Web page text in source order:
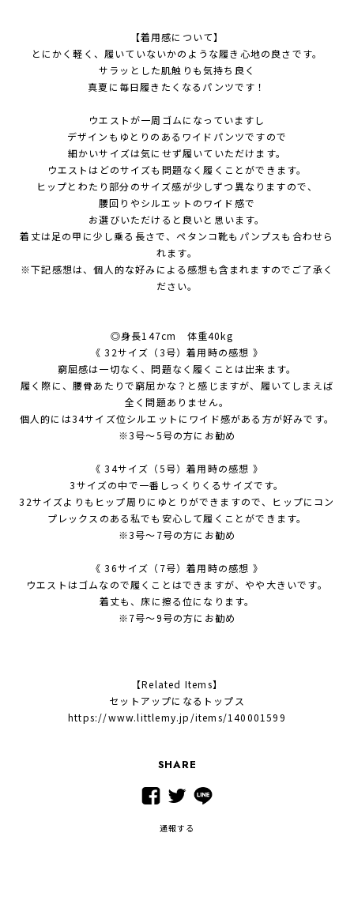
【着用感について】
とにかく軽く、履いていないかのような履き心地の良さです。
サラッとした肌触りも気持ち良く
真夏に毎日履きたくなるパンツです！
ウエストが一周ゴムになっていますし
デザインもゆとりのあるワイドパンツですので
細かいサイズは気にせず履いていただけます。
ウエストはどのサイズも問題なく履くことができます。
ヒップとわたり部分のサイズ感が少しずつ異なりますので、
腰回りやシルエットのワイド感で
お選びいただけると良いと思います。
着丈は足の甲に少し乗る長さで、ペタンコ靴もパンプスも合わせら
れます。
※下記感想は、個人的な好みによる感想も含まれますのでご了承く
ださい。
◎身長147cm 体重40kg
《 32サイズ（3号）着用時の感想 》
窮屈感は一切なく、問題なく履くことは出来ます。
履く際に、腰骨あたりで窮屈かな？と感じますが、履いてしまえば
全く問題ありません。
個人的には34サイズ位シルエットにワイド感がある方が好みです。
※3号～5号の方にお勧め
《 34サイズ（5号）着用時の感想 》
3サイズの中で一番しっくりくるサイズです。
32サイズよりもヒップ周りにゆとりができますので、ヒップにコン
プレックスのある私でも安心して履くことができます。
※3号～7号の方にお勧め
《 36サイズ（7号）着用時の感想 》
ウエストはゴムなので履くことはできますが、やや大きいです。
着丈も、床に擦る位になります。
※7号～9号の方にお勧め
【Related Items】
セットアップになるトップス
https://www.littlemy.jp/items/140001599
SHARE
通報する